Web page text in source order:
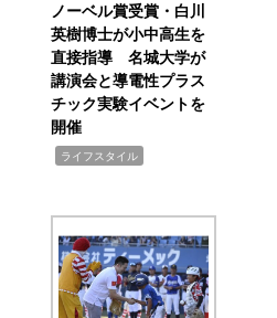
ノーベル賞受賞・白川
英樹博士が小中高生を
直接指導 名城大学が
講演会と導電性プラス
チック実験イベントを
開催
ライフスタイル